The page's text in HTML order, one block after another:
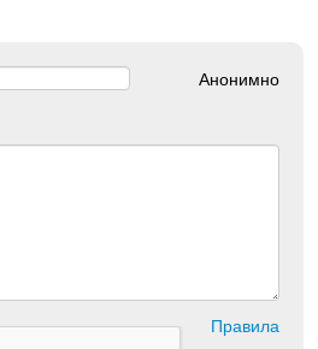
Анонимно
Правила